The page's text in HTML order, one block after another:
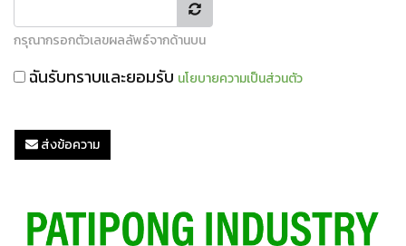
กรุณากรอกตัวเลขผลลัพธ์จากด้านบน
ฉันรับทราบและยอมรับ นโยบายความเป็นส่วนตัว
ส่งข้อความ